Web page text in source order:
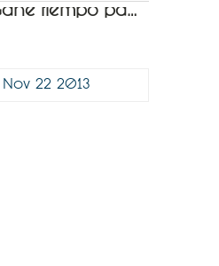
Gane tiempo para su
Nov 22 2013